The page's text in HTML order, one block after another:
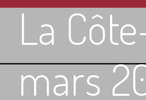
La
mars